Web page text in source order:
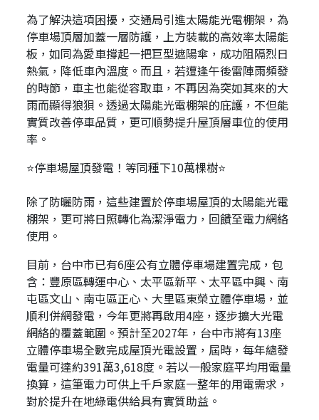
為了解決這項困擾，交通局引進太陽能光電棚架，為
停車場頂層加蓋一層防護，上方裝載的高效率太陽能
板，如同為愛車撐起一把巨型遮陽傘，成功阻隔烈日
熱氣，降低車內溫度。而且，若遭逢午後雷陣雨頻發
的時節，車主也能從容取車，不再因為突如其來的大
雨而顯得狼狽。透過太陽能光電棚架的庇護，不但能
實質改善停車品質，更可順勢提升屋頂層車位的使用
率。
⭐停車場屋頂發電！等同種下10萬棵樹⭐
除了防曬防雨，這些建置於停車場屋頂的太陽能光電
棚架，更可將日照轉化為潔淨電力，回饋至電力網絡
使用。
目前，台中市已有6座公有立體停車場建置完成，包
含：豐原區轉運中心、太平區新平、太平區中興、南
屯區文山、南屯區正心、大里區東榮立體停車場，並
順利併網發電，今年更將再啟用4座，逐步擴大光電
網絡的覆蓋範圍。預計至2027年，台中市將有13座
立體停車場全數完成屋頂光電設置，屆時，每年總發
電量可達約391萬3,618度。若以一般家庭平均用電量
換算，這筆電力可供上千戶家庭一整年的用電需求，
對於提升在地綠電供給具有實質助益。